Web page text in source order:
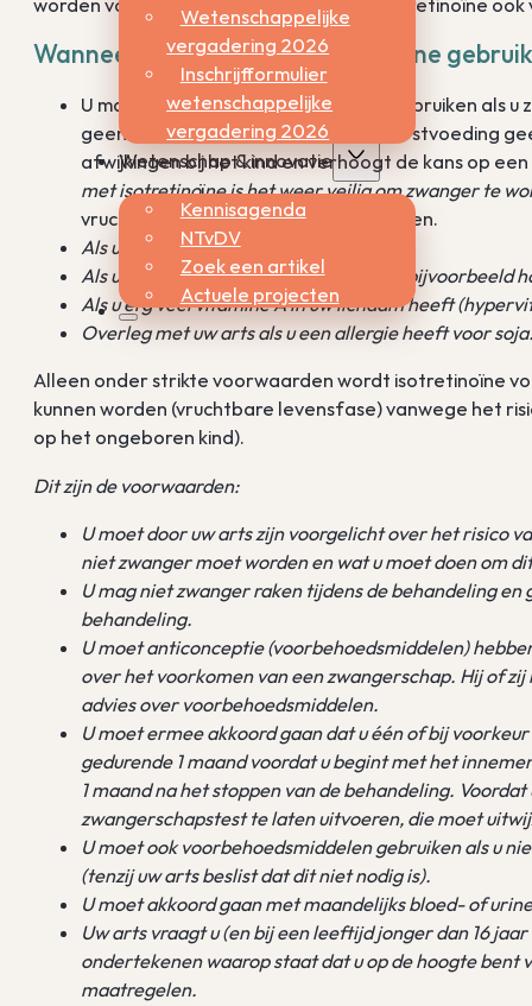
Wetenschappelijke
vergadering 2026
Inschrijfformulier
wetenschappelijke
vergadering 2026
Wetenschap & innovatie
Kennisagenda
NTvDV
Zoek een artikel
Actuele projecten
Wanneer mag u GEEN isotretinoïne
U mag absoluut GEEN isotretinoïne gebruiken als
geen isotretinoïne gebruiken als u borstvoeding
afwijkingen bij het kind en verhoogt de kans op
met isotretinoïne is het weer veilig om zwanger te
vruchtbaarheid van vrouwen en mannen.
Als u een leverziekte heeft.
Als u erg veel vetten in uw bloed heeft (bijvoorbeeld
Als u erg veel vitamine A in uw lichaam heeft
Overleg met uw arts als u een allergie heeft voor
Alleen onder strikte voorwaarden wordt isotretinoïne
kunnen worden (vruchtbare levensfase) vanwege het
op het ongeboren kind).
Dit zijn de voorwaarden:
U moet door uw arts zijn voorgelicht over het risico
niet zwanger moet worden en wat u moet doen om
U mag niet zwanger raken tijdens de behandeling
behandeling.
U moet anticonceptie (voorbehoedsmiddelen)
over het voorkomen van een zwangerschap. Hij of
advies over voorbehoedsmiddelen.
U moet ermee akkoord gaan dat u één of bij
gedurende 1 maand voordat u begint met het
1 maand na het stoppen van de behandeling.
zwangerschapstest te laten uitvoeren, die moet
U moet ook voorbehoedsmiddelen gebruiken als u
(tenzij uw arts beslist dat dit niet nodig is).
U moet akkoord gaan met maandelijks bloed- of
Uw arts vraagt u (en bij een leeftijd jonger dan 16
ondertekenen waarop staat dat u op de hoogte bent
maatregelen.